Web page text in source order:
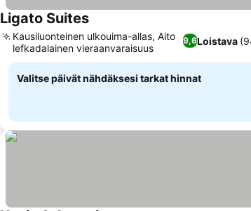
Ligato SuitesKatso hinnat
9,6Loistava
Kausiluonteinen ulkouima-allas, Aito
lefkadalainen vieraanvaraisuus
Valitse päivät nähdäksesi tarkat hinnat